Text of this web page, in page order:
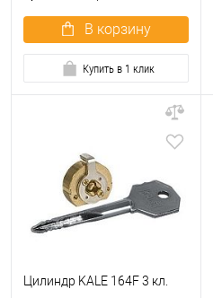
В корзину
Купить в 1 клик
Цилиндр KALE 164F 3 кл.